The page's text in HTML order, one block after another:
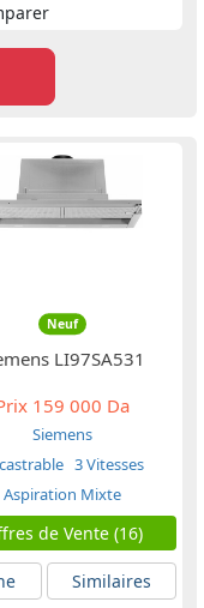
Neuf
LI97SA531
159 000 Da
Siemens
3 Vitesses
Aspiration Mixte
de Vente (16)
Similaires